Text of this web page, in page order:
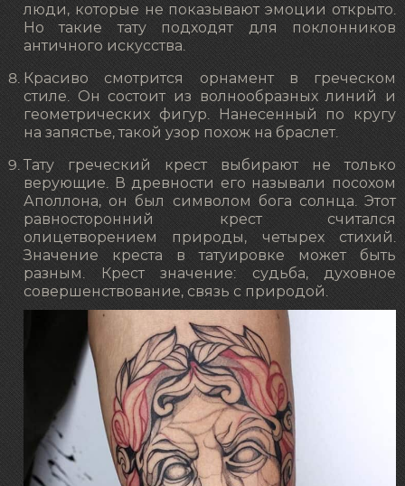
люди, которые не показывают эмоции открыто.
Но такие тату подходят для поклонников
античного искусства.
Красиво смотрится орнамент в греческом
стиле. Он состоит из волнообразных линий и
геометрических фигур. Нанесенный по кругу
на запястье, такой узор похож на браслет.
Тату греческий крест выбирают не только
верующие. В древности его называли посохом
Аполлона, он был символом бога солнца. Этот
равносторонний крест считался
олицетворением природы, четырех стихий.
Значение креста в татуировке может быть
разным. Крест значение: судьба, духовное
совершенствование, связь с природой.